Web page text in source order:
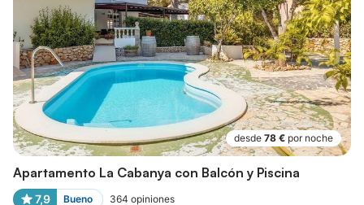
desde 78 € por noche
Apartamento La Cabanya con Balcón y Piscina
7,9 Bueno 364 opiniones